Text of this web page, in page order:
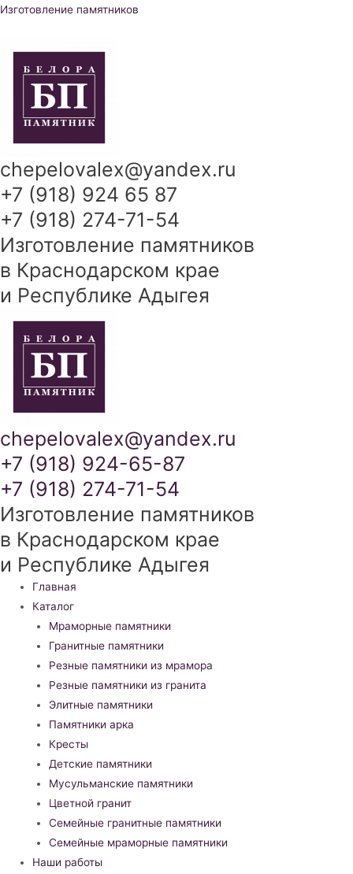
Перейти
Изготовление памятников
chepelovalex@yandex.ru
+7 (918) 924 65 87
+7 (918) 274-71-54
Изготовление памятников
в Краснодарском крае
и Республике Адыгея
chepelovalex@yandex.ru
+7 (918) 924-65-87
+7 (918) 274-71-54
Изготовление памятников
в Краснодарском крае
и Республике Адыгея
Меню
Главная
Каталог
Мраморные памятники
Гранитные памятники
Резные памятники из мрамора
Резные памятники из гранита
Элитные памятники
Памятники арка
Кресты
Детские памятники
Мусульманские памятники
Цветной гранит
Семейные гранитные памятники
Семейные мраморные памятники
Наши работы